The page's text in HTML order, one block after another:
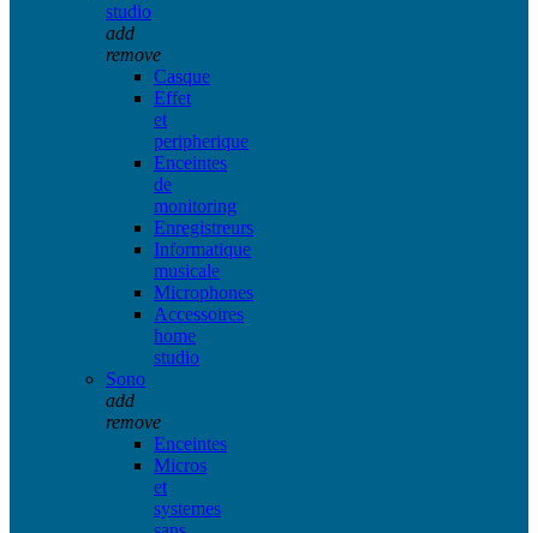
studio
add
remove
Casque
Effet
et
peripherique
Enceintes
de
monitoring
Enregistreurs
Informatique
musicale
Microphones
Accessoires
home
studio
Sono
add
remove
Enceintes
Micros
et
systemes